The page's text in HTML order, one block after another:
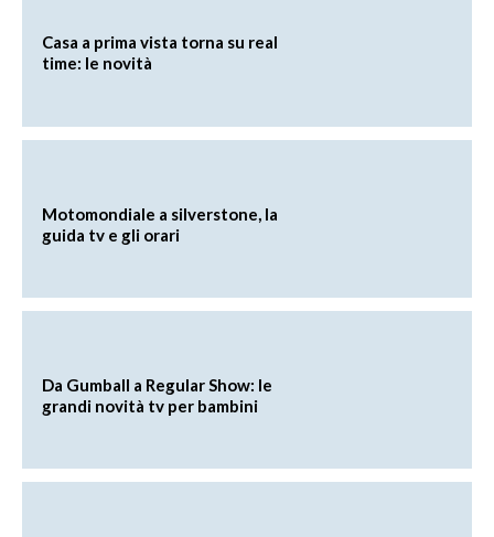
Casa a prima vista torna su real
time: le novità
Motomondiale a silverstone, la
guida tv e gli orari
Da Gumball a Regular Show: le
grandi novità tv per bambini